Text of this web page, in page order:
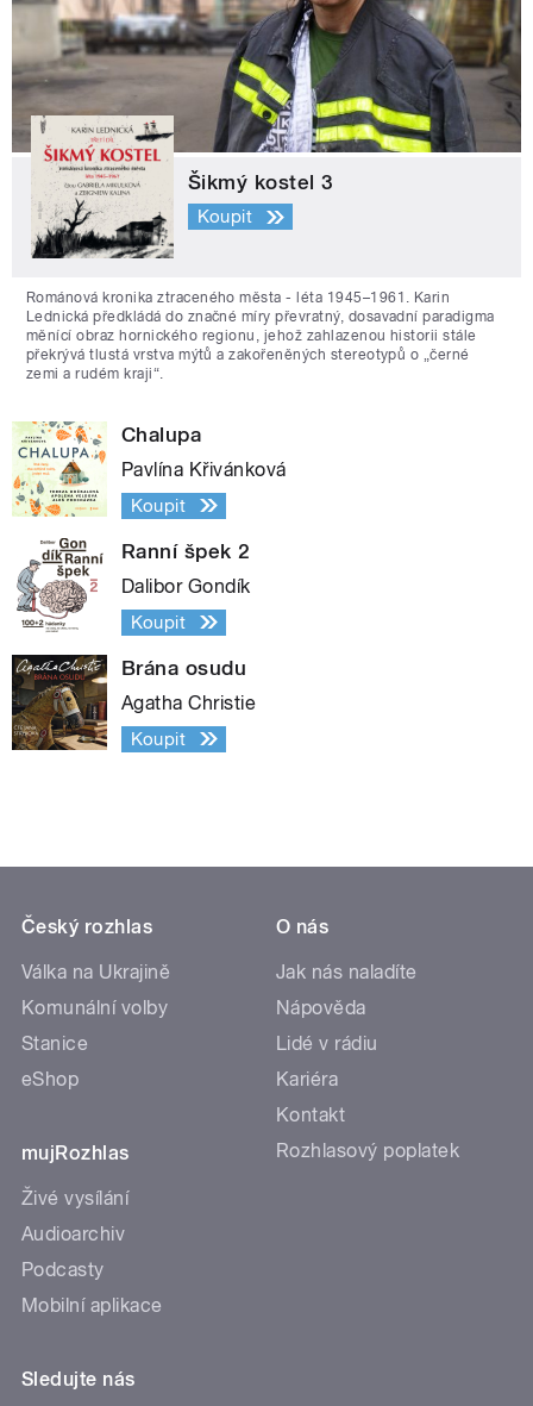
Šikmý kostel 3
Koupit
Románová kronika ztraceného města - léta 1945–1961. Karin
Lednická předkládá do značné míry převratný, dosavadní paradigma
měnící obraz hornického regionu, jehož zahlazenou historii stále
překrývá tlustá vrstva mýtů a zakořeněných stereotypů o „černé
zemi a rudém kraji“.
Chalupa
Pavlína Křivánková
Koupit
Ranní špek 2
Dalibor Gondík
Koupit
Brána osudu
Agatha Christie
Koupit
Český rozhlas
Válka na Ukrajině
Komunální volby
Stanice
eShop
mujRozhlas
Živé vysílání
Audioarchiv
Podcasty
Mobilní aplikace
O nás
Jak nás naladíte
Nápověda
Lidé v rádiu
Kariéra
Kontakt
Rozhlasový poplatek
Sledujte nás